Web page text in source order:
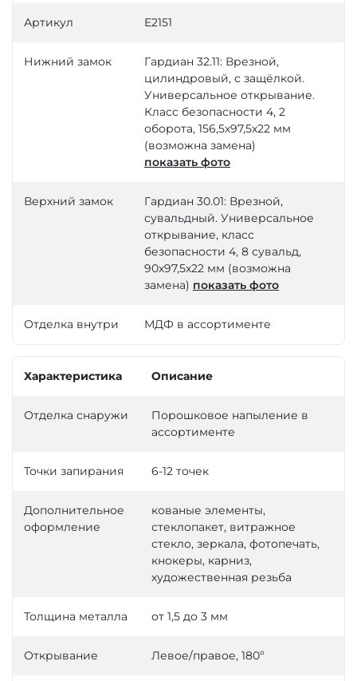
Артикул Е2151
Нижний замок
Гардиан 32.11: Врезной,
цилиндровый, с защёлкой.
Универсальное открывание.
Класс безопасности 4, 2
оборота, 156,5х97,5х22 мм
(возможна замена)
показать фото
Верхний замок
Гардиан 30.01: Врезной,
сувальдный. Универсальное
открывание, класс
безопасности 4, 8 сувальд,
90х97,5х22 мм (возможна
замена) показать фото
Отделка внутри МДФ в ассортименте
Характеристика Описание
Отделка снаружи
Порошковое напыление в
ассортименте
Точки запирания 6-12 точек
Дополнительное
оформление
кованые элементы,
стеклопакет, витражное
стекло, зеркала, фотопечать,
кнокеры, карниз,
художественная резьба
Толщина металла от 1,5 до 3 мм
Открывание Левое/правое, 180º